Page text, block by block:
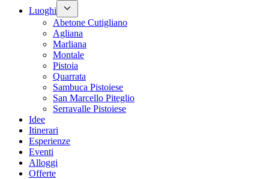
Luoghi
Abetone Cutigliano
Agliana
Marliana
Montale
Pistoia
Quarrata
Sambuca Pistoiese
San Marcello Piteglio
Serravalle Pistoiese
Idee
Itinerari
Esperienze
Eventi
Alloggi
Offerte